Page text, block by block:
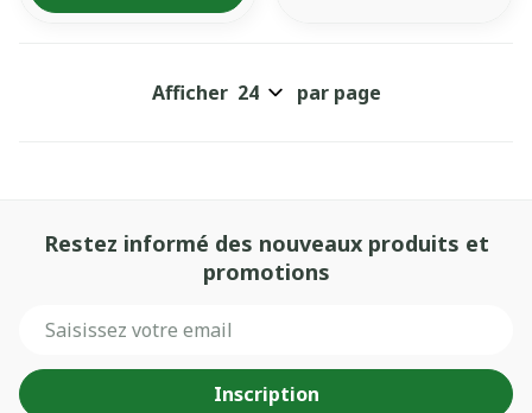
Afficher par page
Restez informé des nouveaux produits et
promotions
Inscription